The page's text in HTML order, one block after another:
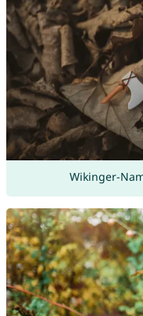
Wikinger-